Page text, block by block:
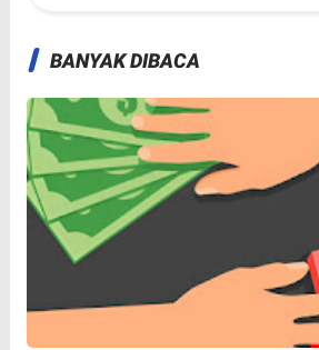
BANYAK DIBACA